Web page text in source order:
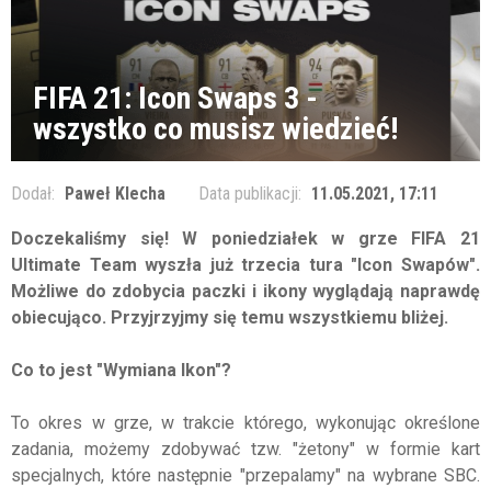
FIFA 21: Icon Swaps 3 -
wszystko co musisz wiedzieć!
Dodał: Paweł Klecha Data publikacji: 11.05.2021, 17:11
Doczekaliśmy się! W poniedziałek w grze FIFA 21
Ultimate Team wyszła już trzecia tura "Icon Swapów".
Możliwe do zdobycia paczki i ikony wyglądają naprawdę
obiecująco. Przyjrzyjmy się temu wszystkiemu bliżej.
Co to jest "Wymiana Ikon"?
To okres w grze, w trakcie którego, wykonując określone
zadania, możemy zdobywać tzw. "żetony" w formie kart
specjalnych, które następnie "przepalamy" na wybrane SBC.